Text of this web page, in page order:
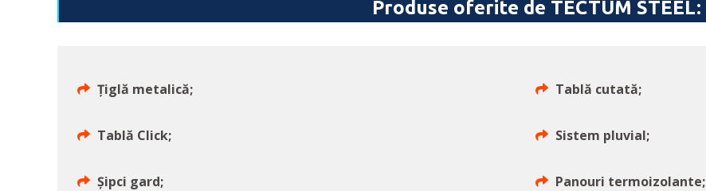
Produse oferite de TECTUM STEEL:
Țiglă metalică; Tablă cutată;
Tablă Click; Sistem pluvial;
Șipci gard; Panouri termoizolante;